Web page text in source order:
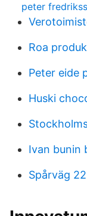
peter
Roa
Peter eide
Huski
Ivan bunin
Spårväg 22